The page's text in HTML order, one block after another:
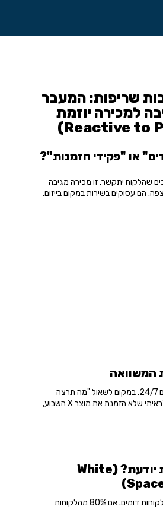
שריפות: המעבר
למכירה יוזמת
או "פקידי הזמנות"?
שהלקוח יתקשר. זו מכירה מגיבה
הם עסוקים בשירות במקום בייזום.
המערכת סורקת נתונים 24/7. במקום לשאול "מה תרצה
להזמין?", הסוכן אומר "ראיתי שלא הזמנת את מוצר X השבוע,
איך המערכת יודעת? (White
המערכת משווה ללקוחות דומים. אם 80% מהלקוחות